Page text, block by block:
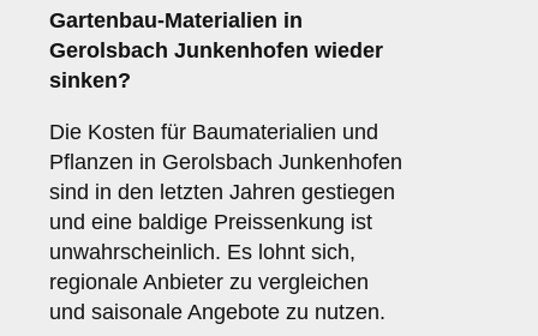
Gartenbau-Materialien in
Gerolsbach Junkenhofen wieder
sinken?
Die Kosten für Baumaterialien und
Pflanzen in Gerolsbach Junkenhofen
sind in den letzten Jahren gestiegen
und eine baldige Preissenkung ist
unwahrscheinlich. Es lohnt sich,
regionale Anbieter zu vergleichen
und saisonale Angebote zu nutzen.